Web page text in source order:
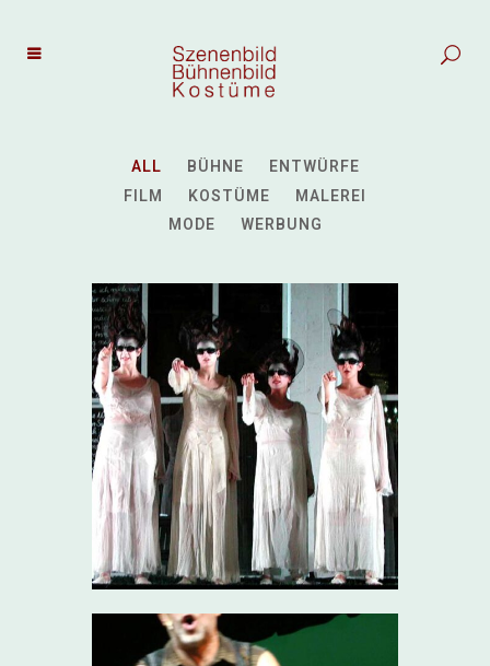
ALL BÜHNE
ENTWÜRFE
FILM
KOSTÜME
MALEREI
MODE
WERBUNG